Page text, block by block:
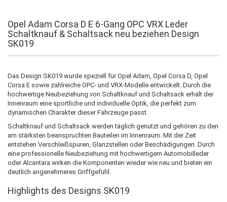
Opel Adam Corsa D E 6-Gang OPC VRX Leder
Schaltknauf & Schaltsack neu beziehen Design
SK019
Das Design SK019 wurde speziell für Opel Adam, Opel Corsa D, Opel
Corsa E sowie zahlreiche OPC- und VRX-Modelle entwickelt. Durch die
hochwertige Neubeziehung von Schaltknauf und Schaltsack erhält der
Innenraum eine sportliche und individuelle Optik, die perfekt zum
dynamischen Charakter dieser Fahrzeuge passt.
Schaltknauf und Schaltsack werden täglich genutzt und gehören zu den
am stärksten beanspruchten Bauteilen im Innenraum. Mit der Zeit
entstehen Verschleißspuren, Glanzstellen oder Beschädigungen. Durch
eine professionelle Neubeziehung mit hochwertigem Automobilleder
oder Alcantara wirken die Komponenten wieder wie neu und bieten ein
deutlich angenehmeres Griffgefühl.
Highlights des Designs SK019